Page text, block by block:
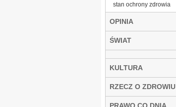
stan ochrony zdrowia
OPINIA
ŚWIAT
KULTURA
RZECZ O ZDROWIU
PRAWO CO DNIA